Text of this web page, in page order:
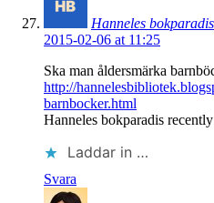
Hanneles bokparadis
2015-02-06 at 11:25
Ska man åldersmärka
http://
barnbocker.html
Hanneles bokparadis
Laddar in …
Svara